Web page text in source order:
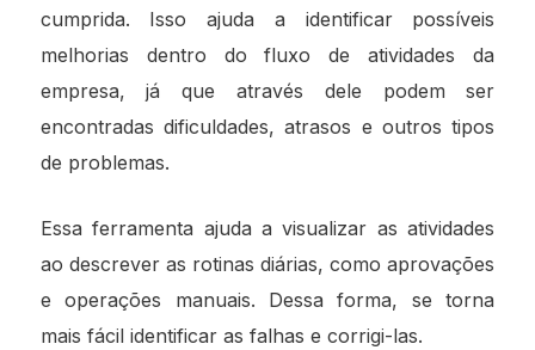
cumprida. Isso ajuda a identificar possíveis
melhorias dentro do fluxo de atividades da
empresa, já que através dele podem ser
encontradas dificuldades, atrasos e outros tipos
de problemas.
Essa ferramenta ajuda a visualizar as atividades
ao descrever as rotinas diárias, como aprovações
e operações manuais. Dessa forma, se torna
mais fácil identificar as falhas e corrigi-las.